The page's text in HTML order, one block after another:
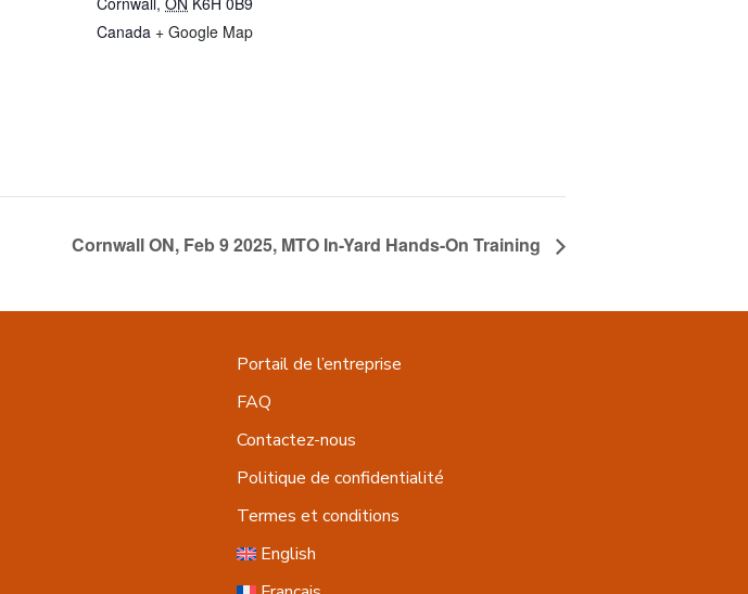
Canada + Google Map
Cornwall ON, Feb 9 2025, MTO In-Yard Hands-On Training
Portail de l’entreprise
FAQ
Contactez-nous
Politique de confidentialité
Termes et conditions
English